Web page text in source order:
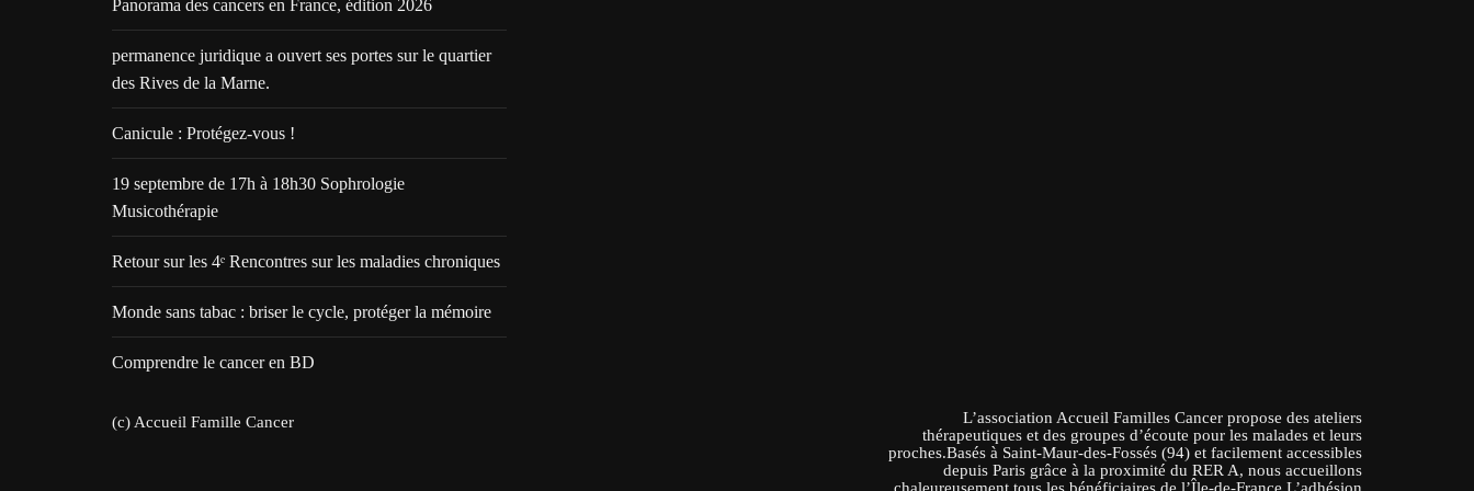
Panorama des cancers en France, édition 2026
permanence juridique a ouvert ses portes sur le quartier
des Rives de la Marne.
Canicule : Protégez-vous !
19 septembre de 17h à 18h30 Sophrologie
Musicothérapie
Retour sur les 4ᵉ Rencontres sur les maladies chroniques
Monde sans tabac : briser le cycle, protéger la mémoire
Comprendre le cancer en BD
(c) Accueil Famille Cancer
L’association Accueil Familles Cancer propose des ateliers
thérapeutiques et des groupes d’écoute pour les malades et leurs
proches.Basés à Saint-Maur-des-Fossés (94) et facilement accessibles
depuis Paris grâce à la proximité du RER A, nous accueillons